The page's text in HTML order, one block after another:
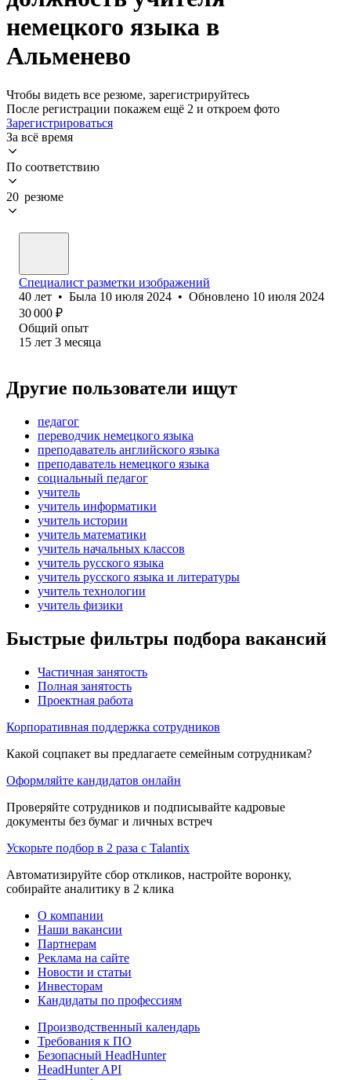
немецкого языка в
Альменево
Чтобы видеть все резюме, зарегистрируйтесь
После регистрации покажем ещё 2 и откроем фото
Зарегистрироваться
За всё время
По соответствию
20 резюме
Специалист разметки изображений
40 лет • Была 10 июля 2024 • Обновлено 10 июля 2024
30 000 ₽
Общий опыт
15 лет 3 месяца
Другие пользователи ищут
педагог
переводчик немецкого языка
преподаватель английского языка
преподаватель немецкого языка
социальный педагог
учитель
учитель информатики
учитель истории
учитель математики
учитель начальных классов
учитель русского языка
учитель русского языка и литературы
учитель технологии
учитель физики
Быстрые фильтры подбора вакансий
Частичная занятость
Полная занятость
Проектная работа
Корпоративная поддержка сотрудников
Какой соцпакет вы предлагаете семейным сотрудникам?
Оформляйте кандидатов онлайн
Проверяйте сотрудников и подписывайте кадровые
документы без бумаг и личных встреч
Ускорьте подбор в 2 раза с Talantix
Автоматизируйте сбор откликов, настройте воронку,
собирайте аналитику в 2 клика
О компании
Наши вакансии
Партнерам
Реклама на сайте
Новости и статьи
Инвесторам
Кандидаты по профессиям
Производственный календарь
Требования к ПО
Безопасный HeadHunter
HeadHunter API